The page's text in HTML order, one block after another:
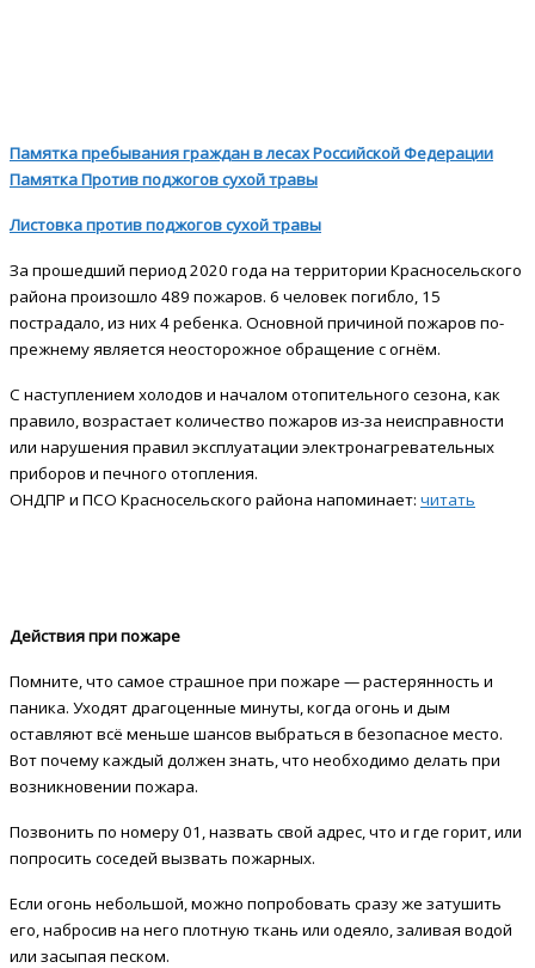
Памятка пребывания граждан в лесах Российской Федерации
Памятка Против поджогов сухой травы
Листовка против поджогов сухой травы
За прошедший период 2020 года на территории Красносельского
района произошло 489 пожаров. 6 человек погибло, 15
пострадало, из них 4 ребенка. Основной причиной пожаров по-
прежнему является неосторожное обращение с огнём.
С наступлением холодов и началом отопительного сезона, как
правило, возрастает количество пожаров из-за неисправности
или нарушения правил эксплуатации электронагревательных
приборов и печного отопления.
ОНДПР и ПСО Красносельского района напоминает: читать
Действия при пожаре
Помните, что самое страшное при пожаре — растерянность и
паника. Уходят драгоценные минуты, когда огонь и дым
оставляют всё меньше шансов выбраться в безопасное место.
Вот почему каждый должен знать, что необходимо делать при
возникновении пожара.
Позвонить по номеру 01, назвать свой адрес, что и где горит, или
попросить соседей вызвать пожарных.
Если огонь небольшой, можно попробовать сразу же затушить
его, набросив на него плотную ткань или одеяло, заливая водой
или засыпая песком.